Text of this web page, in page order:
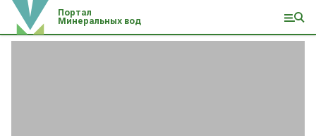
Портал
Минеральных вод